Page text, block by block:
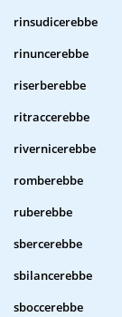
rinsudicerebbe
rinuncerebbe
riserberebbe
ritraccerebbe
rivernicerebbe
romberebbe
ruberebbe
sbercerebbe
sbilancerebbe
sboccerebbe